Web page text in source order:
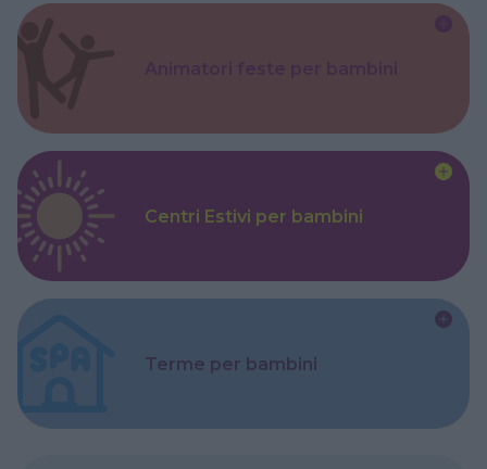
Centri Estivi per bambini
Terme per bambini